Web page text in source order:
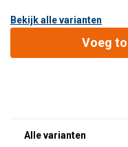
Bekijk alle varianten
Voeg